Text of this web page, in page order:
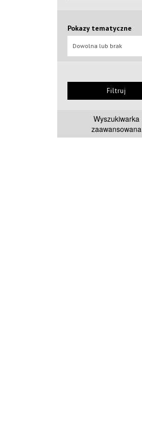
Pokazy tematyczne
Dowolna lub brak
Filtruj
Wyszukiwarka
zaawansowana